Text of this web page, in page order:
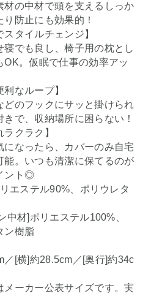
材の中材で頭を支えるしっか
り防止にも効果的！
スタイルチェンジ】
寝でも良し、椅子用の枕とし
OK。仮眠で仕事の効率アッ
利なループ】
どのフックにサッと掛けられ
きで、収納場所に困らない！
ラクラク】
になったら、カバーのみ自宅
能。いつも清潔に保てるのが
ント◎
エステル90%、ポリウレタ
中材]ポリエステル100%、
ン樹脂
／[横]約28.5cm／[奥行]約34c
ーカー公表サイズです。実